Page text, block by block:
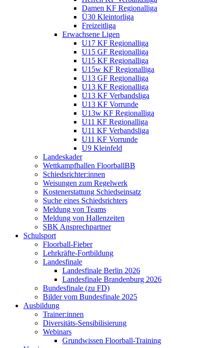
Damen KF Regionalliga
Ü30 Kleintorliga
Freizeitliga
Erwachsene Ligen
U17 KF Regionalliga
U15 GF Regionalliga
U15 KF Regionalliga
U15w KF Regionalliga
U13 GF Regionalliga
U13 KF Regionalliga
U13 KF Verbandsliga
U13 KF Vorrunde
U13w KF Regionalliga
U11 KF Regionalliga
U11 KF Verbandsliga
U11 KF Vorrunde
U9 Kleinfeld
Landeskader
Wettkampfhallen FloorballBB
Schiedsrichter:innen
Weisungen zum Regelwerk
Kostenerstattung Schiedseinsatz
Suche eines Schiedsrichters
Meldung von Teams
Meldung von Hallenzeiten
SBK Ansprechpartner
Schulsport
Floorball-Fieber
Lehrkräfte-Fortbildung
Landesfinale
Landesfinale Berlin 2026
Landesfinale Brandenburg 2026
Bundesfinale (zu FD)
Bilder vom Bundesfinale 2025
Ausbildung
Trainer:innen
Diversitäts-Sensibilisierung
Webinars
Grundwissen Floorball-Training